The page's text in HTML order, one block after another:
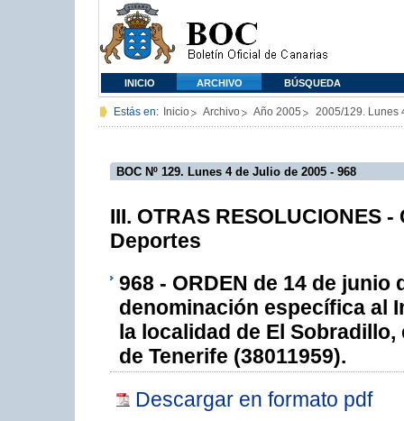
INICIO ARCHIVO BÚSQUEDA
Estás en: Inicio Archivo Año 2005 2005/129. Lunes
BOC Nº 129. Lunes 4 de Julio de 2005 - 968
III. OTRAS RESOLUCIONES
Deportes
968 - ORDEN de 14 de
denominación específica al
la localidad de El
de Tenerife (38011959).
Descargar en formato pdf